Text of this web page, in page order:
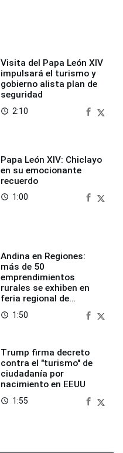
Visita del Papa León XIV
impulsará el turismo y
gobierno alista plan de
seguridad
access_time 2:10
Papa León XIV: Chiclayo
en su emocionante
recuerdo
access_time 1:00
Andina en Regiones:
más de 50
emprendimientos
rurales se exhiben en
feria regional de
Foncodes
access_time 1:50
Trump firma decreto
contra el "turismo" de
ciudadanía por
nacimiento en EEUU
access_time 1:55